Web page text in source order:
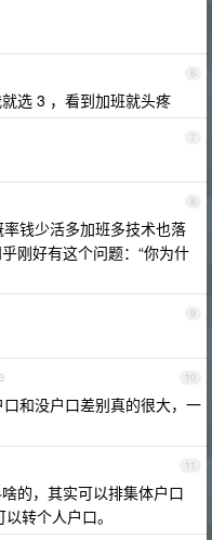
6
选 3 ，看到加班就头疼
7
8
钱少活多加班多技术也落
刚好有这个问题：“你为什
9
10
和没户口差别真的很大，一
11
的，其实可以排集体户口
转个人户口。